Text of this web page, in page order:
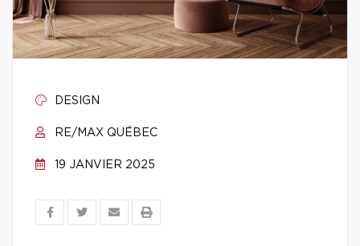
DESIGN
RE/MAX QUÉBEC
19 JANVIER 2025